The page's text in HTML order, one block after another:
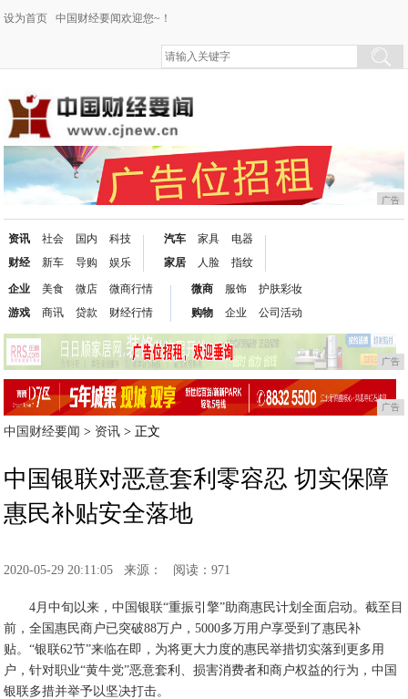
设为首页 中国财经要闻欢迎您~！
广告
资讯
财经
社会
新车
国内
导购
科技
娱乐
汽车
家居
家具
人脸
电器
指纹
企业
游戏
美食
商讯
微店
贷款
微商行情
财经行情
微商
购物
服饰
企业
护肤彩妆
公司活动
广告
广告
中国财经要闻 > 资讯 > 正文
中国银联对恶意套利零容忍 切实保障
惠民补贴安全落地
2020-05-29 20:11:05 来源： 阅读：971
4月中旬以来，中国银联“重振引擎”助商惠民计划全面启动。截至目
前，全国惠民商户已突破88万户，5000多万用户享受到了惠民补
贴。“银联62节”来临在即，为将更大力度的惠民举措切实落到更多用
户，针对职业“黄牛党”恶意套利、损害消费者和商户权益的行为，中国
银联多措并举予以坚决打击。